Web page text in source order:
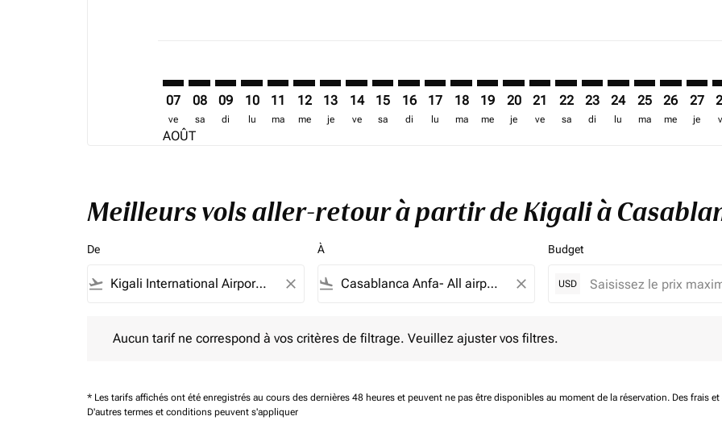
07
ve
AOÛT
08
sa
09
di
10
lu
11
ma
12
me
13
je
14
ve
15
sa
16
di
17
lu
18
ma
19
me
20
je
21
ve
22
sa
23
di
24
lu
25
ma
26
me
27
je
Meilleurs vols aller-retour à partir de Kigali à
De
flight_takeoff close
À
flight_land close
Budget
USD
Aucun tarif ne correspond à vos critères de filtrage. Veuillez ajuster vos filtres.
* Les tarifs affichés ont été enregistrés au cours des dernières 48 heures et peuvent ne pas être disponibles au moment de la réservation. Des frais
D'autres termes et conditions peuvent s'appliquer